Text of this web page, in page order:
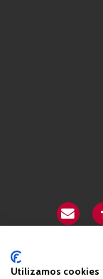
Utilizamos cookies